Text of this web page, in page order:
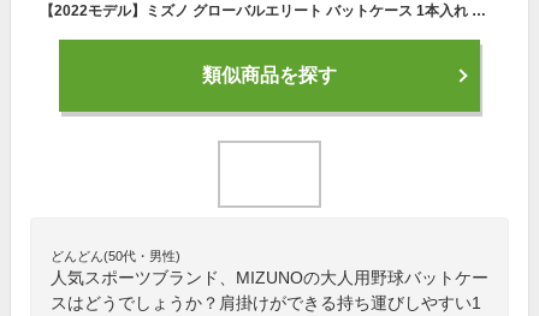
【2022モデル】ミズノ グローバルエリート バットケース 1本入れ 手袋ポケット付き 大人 一般 1FJT2811 バット入れ 一本入れ バット バッグ 野球バッグ 硬式 軟式 ソフトボール あす楽
類似商品を探す
どんどん(50代・男性)
人気スポーツブランド、MIZUNOの大人用野球バットケー
スはどうでしょうか？肩掛けができる持ち運びしやすい1